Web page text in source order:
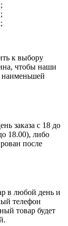
к выбору
чтобы наши
наименьшей
заказа с 18 до
18.00), либо
после
в любой день и
телефон
товар будет